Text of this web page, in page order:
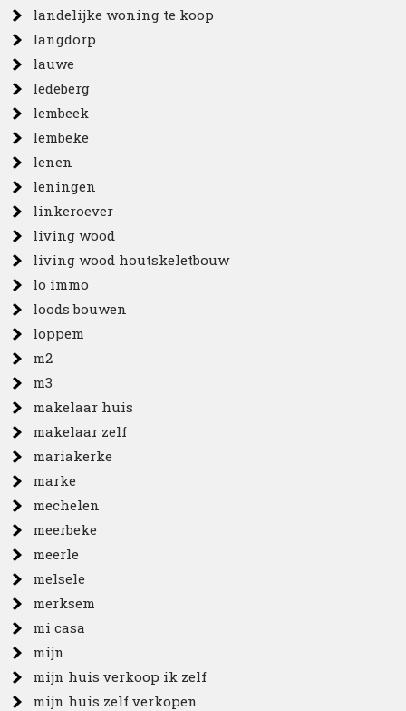
landelijke woning te koop
langdorp
lauwe
ledeberg
lembeek
lembeke
lenen
leningen
linkeroever
living wood
living wood houtskeletbouw
lo immo
loods bouwen
loppem
m2
m3
makelaar huis
makelaar zelf
mariakerke
marke
mechelen
meerbeke
meerle
melsele
merksem
mi casa
mijn
mijn huis verkoop ik zelf
mijn huis zelf verkopen